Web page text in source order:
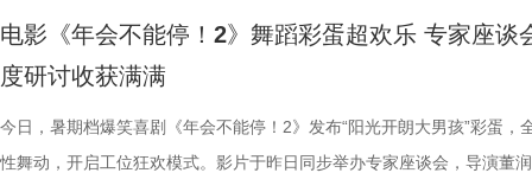
电影《年会不能停！2》舞蹈彩蛋超欢乐 专家座谈
度研讨收获满满
今日，暑期档爆笑喜剧《年会不能停！2》发布“阳光开朗大男孩”彩蛋，
性舞动，开启工位狂欢模式。影片于昨日同步举办专家座谈会，导演董